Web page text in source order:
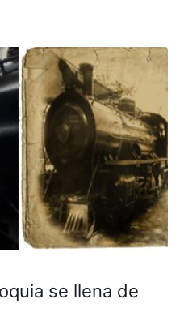
se llena de